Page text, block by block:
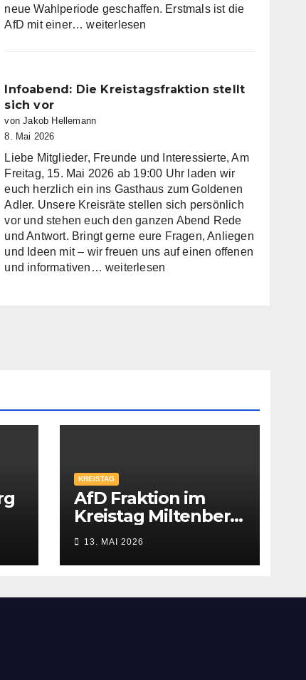
neue Wahlperiode geschaffen. Erstmals ist die
AfD mit einer…AfD
Miltenberg
Arbeit
weiterlesen
Infoabend: Die Kreistagsfraktion stellt
sich vor
von Jakob Hellemann
8. Mai 2026
Liebe Mitglieder, Freunde und Interessierte, Am
Freitag, 15. Mai 2026 ab 19:00 Uhr laden wir
euch herzlich ein ins Gasthaus zum Goldenen
Adler. Unsere Kreisräte stellen sich persönlich
vor und stehen euch den ganzen Abend Rede
und Antwort. Bringt gerne eure Fragen, Anliegen
und Ideen mit – wir freuen uns auf einen offenen
und informativen… Infoabend:
weiterlesen
KREISTAG
AfD Fraktion im
Kreistag Miltenberg
nimmt Arbeit auf
13. MAI 2026